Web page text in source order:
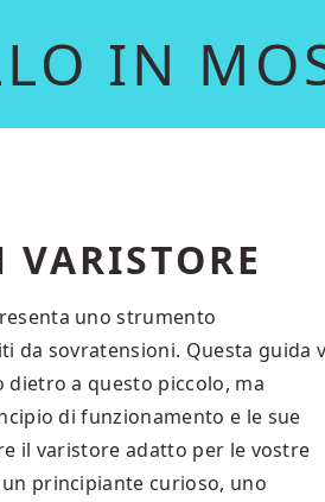
IN
uno strumento
da sovratensioni. Questa guida
dietro a questo piccolo, ma
di funzionamento e le sue
il varistore adatto per le vostre
principiante curioso, uno